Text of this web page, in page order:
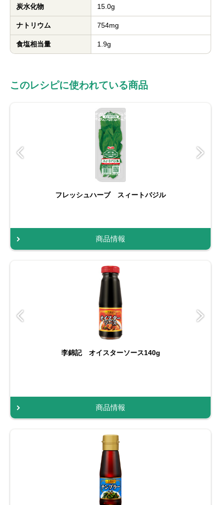
炭水化物 15.0g
ナトリウム 754mg
食塩相当量 1.9g
このレシピに使われている商品
フレッシュハーブ スィートバジル
商品情報
李錦記 オイスターソース140g
商品情報